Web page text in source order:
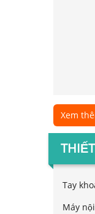
Xem
Tay
Máy